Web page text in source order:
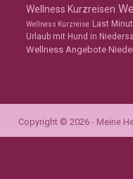
Wellness Kurzreisen
Wellness Kurzreise Last
Urlaub mit Hund in
Wellness Angebote
Copyright © 2026 - Meine